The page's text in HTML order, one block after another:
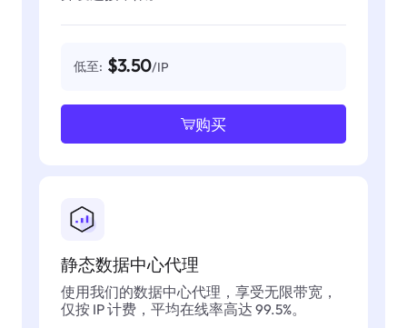
低至: $3.50/IP
购买
静态数据中心代理
使用我们的数据中心代理，享受无限带宽，
仅按 IP 计费，平均在线率高达 99.5%。